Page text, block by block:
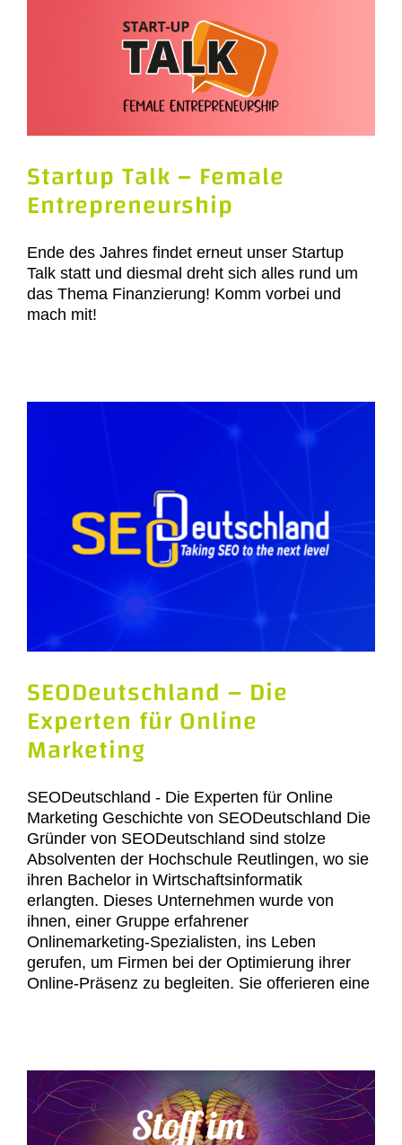
Startup Talk – Female
Entrepreneurship
Ende des Jahres findet erneut unser Startup
Talk statt und diesmal dreht sich alles rund um
das Thema Finanzierung! Komm vorbei und
mach mit!
SEODeutschland – Die
Experten für Online
Marketing
SEODeutschland - Die Experten für Online
Marketing Geschichte von SEODeutschland Die
Gründer von SEODeutschland sind stolze
Absolventen der Hochschule Reutlingen, wo sie
ihren Bachelor in Wirtschaftsinformatik
erlangten. Dieses Unternehmen wurde von
ihnen, einer Gruppe erfahrener
Onlinemarketing-Spezialisten, ins Leben
gerufen, um Firmen bei der Optimierung ihrer
Online-Präsenz zu begleiten. Sie offerieren eine